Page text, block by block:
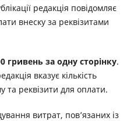
редакція повідомляє
внеску за реквізитами
гривень за одну сторінку.
вказує кількість
та реквізити для оплати.
витрат, пов’язаних із